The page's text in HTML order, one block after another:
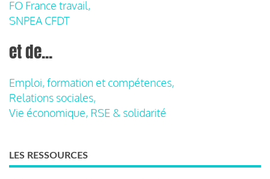
FO France travail,
SNPEA CFDT
et de...
Emploi, formation et compétences,
Relations sociales,
Vie économique, RSE & solidarité
LES RESSOURCES